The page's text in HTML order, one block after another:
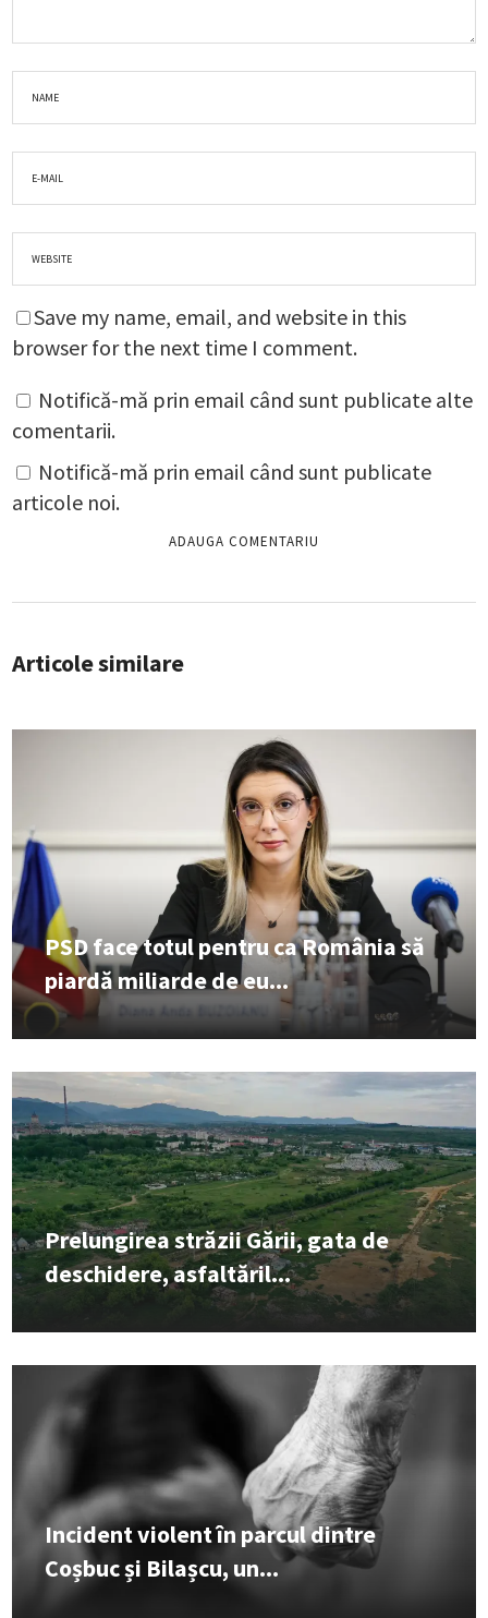
Save my name, email, and website in this
browser for the next time I comment.
Notifică-mă prin email când sunt publicate alte
comentarii.
Notifică-mă prin email când sunt publicate
articole noi.
Articole similare
PSD face totul pentru ca România să
piardă miliarde de eu...
Prelungirea străzii Gării, gata de
deschidere, asfaltăril...
Incident violent în parcul dintre
Coșbuc și Bilașcu, un...